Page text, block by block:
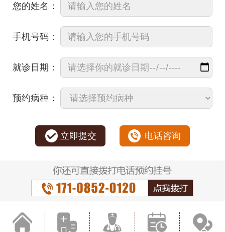
您的姓名：
手机号码：
就诊日期：
预约病种：
立即提交 电话咨询